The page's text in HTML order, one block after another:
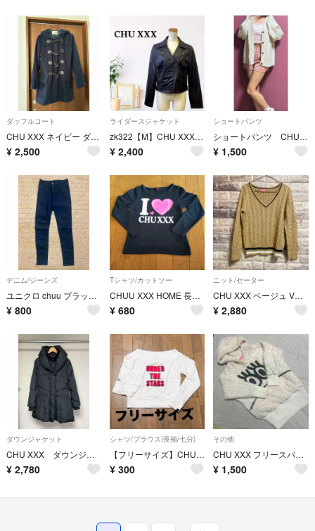
ダッフルコート
CHU XXX ネイビー ダッフルコート
¥ 2,500
ライダースジャケット
zk322【M】CHU XXX 合皮 ライダースジャケット ポケット付き
¥ 2,400
ショートパンツ
ショートパンツ CHU XXX ジャガードショートパンツ ピンク
¥ 1,500
デニム/ジーンズ
ユニクロ chuu ブラックスキニー スキニーデニム
¥ 800
Tシャツ/カットソー
CHUU XXX HOME 長袖Tシャツ ブラック 120cm I LOVE C
¥ 680
ニット/セーター
CHU XXX ベージュ Vネック ニット セーター M ブラウン チュー
¥ 2,880
ダウンジャケット
CHU XXX ダウンジャケット 黒 F 防寒 女優襟 ボリューム襟
¥ 2,780
シャツ/ブラウス(長袖/七分)
【フリーサイズ】CHU XXX 長袖 Tシャツ フリース 薄手
¥ 300
その他
CHU XXX フリースパーカー ホワイト 150㎝
¥ 1,500